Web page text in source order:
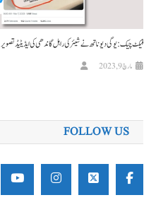
فیکٹ چیک: یوگی دیو ناتھ نے شیئر کی راہل گاندھی کی ایڈیٹیڈ تصویر
مارچ 9, 2023
FOLLOW US